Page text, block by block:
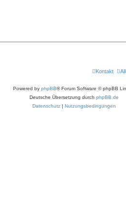
Kontakt
Powered by phpBB® Forum Software © phpBB
Deutsche Übersetzung durch phpBB.de
Datenschutz | Nutzungsbedingungen